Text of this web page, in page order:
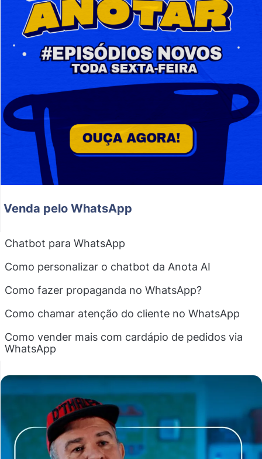
Venda pelo WhatsApp
Chatbot para WhatsApp
Como personalizar o chatbot da Anota AI
Como fazer propaganda no WhatsApp?
Como chamar atenção do cliente no WhatsApp
Como vender mais com cardápio de pedidos via
WhatsApp